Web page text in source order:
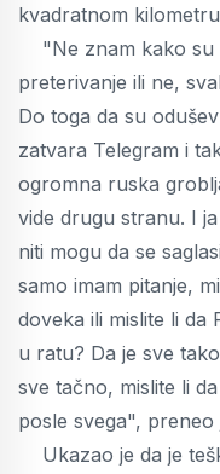
kvadratnom
"Ne znam kako su
preterivanje ili ne,
Do toga da su
zatvara Telegram i
ogromna ruska
vide drugu stranu. I
niti mogu da se
samo imam pitanje,
doveka ili mislite li da
u ratu? Da je sve
sve tačno, mislite li
posle svega", preneo
Ukazao je da je